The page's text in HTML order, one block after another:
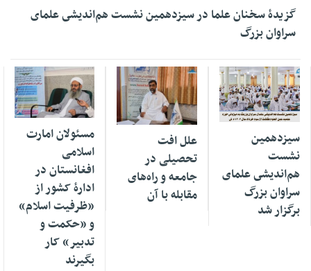
گزیدهٔ سخنان علما در سیزدهمين نشست هم‌انديشى علماى
سراوان بزرگ
23 مه 2024
سیزدهمین
نشست
هم‌انديشى علمای
سراوان بزرگ
برگزار شد
21 ژوئن 2022
علل افت
‌تحصیلی در
جامعه و راه‌های
مقابله با آن
16 ژوئن 2022
مسئولان امارت
اسلامی
افغانستان در
ادارۀ کشور از
«ظرفیت اسلام»
و «حکمت و
تدبیر» کار
بگیرند